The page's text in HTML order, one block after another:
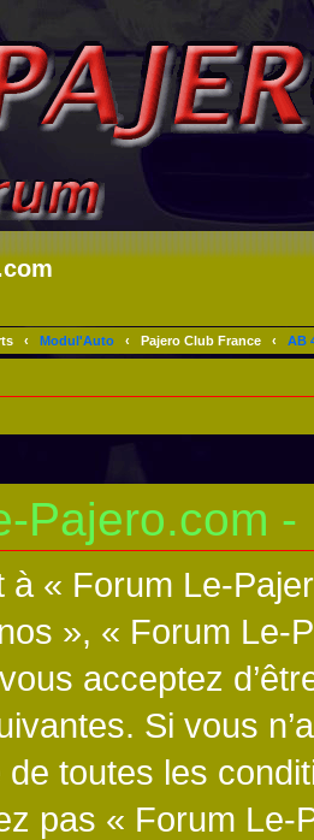
‹ Modul'Auto ‹ Pajero Club France ‹ AB
Pajero.com
à « Forum Le-
», « Forum Le-
acceptez
Si vous
toutes les
pas « Forum